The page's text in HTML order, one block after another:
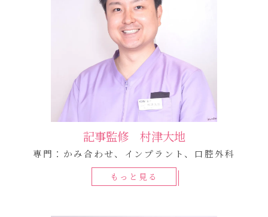
記事監修 村津大地
専門：かみ合わせ、インプラント、口腔外科
もっと見る